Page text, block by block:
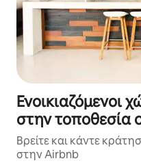
Ενοικιαζόμενοι
στην τοποθεσία
Βρείτε και κάντε
στην Airbnb